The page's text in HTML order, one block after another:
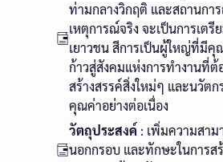
ท่ามกลางวิกฤติ และสถานกา
เหตุการณ์จริง จะเป็นการเตรี
เยาวชน สีการเป็นผู้ใหญ่ที่มี
ก้าวสู่สังคมแห่งการทำงานที่ต้
สร้างสรรค์สิ่งใหม่ๆ และนวัตก
คุณค่าอย่างต่อเนื่อง
วัตถุประสงค์ : เพิ่มความสาม
นอกกรอบ และทักษะในการส